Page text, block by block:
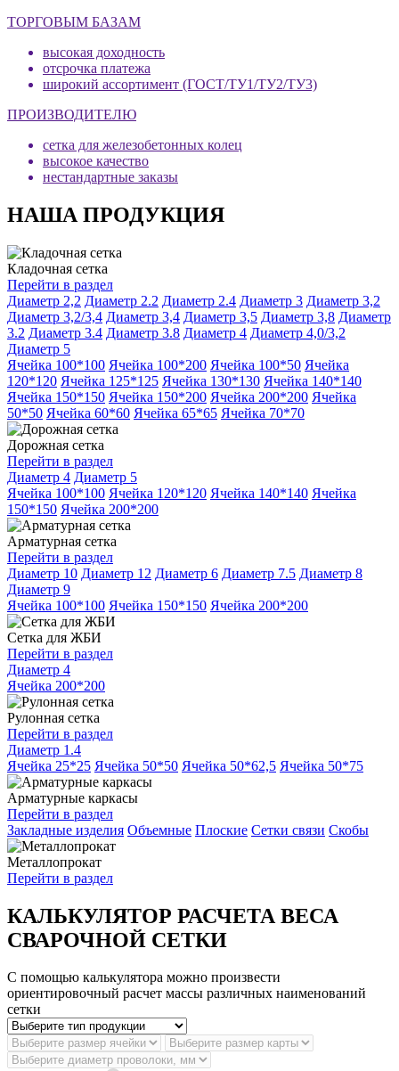
ТОРГОВЫМ БАЗАМ
высокая доходность
отсрочка платежа
широкий ассортимент (ГОСТ/ТУ1/ТУ2/ТУ3)
ПРОИЗВОДИТЕЛЮ
сетка для железобетонных колец
высокое качество
нестандартные заказы
НАША ПРОДУКЦИЯ
Кладочная сетка
Перейти в раздел
Диаметр 2,2 Диаметр 2.2 Диаметр 2.4 Диаметр 3 Диаметр 3,2
Диаметр 3,2/3,4 Диаметр 3,4 Диаметр 3,5 Диаметр 3,8 Диаметр
3.2 Диаметр 3.4 Диаметр 3.8 Диаметр 4 Диаметр 4,0/3,2
Диаметр 5
Ячейка 100*100 Ячейка 100*200 Ячейка 100*50 Ячейка
120*120 Ячейка 125*125 Ячейка 130*130 Ячейка 140*140
Ячейка 150*150 Ячейка 150*200 Ячейка 200*200 Ячейка
50*50 Ячейка 60*60 Ячейка 65*65 Ячейка 70*70
Дорожная сетка
Перейти в раздел
Диаметр 4 Диаметр 5
Ячейка 100*100 Ячейка 120*120 Ячейка 140*140 Ячейка
150*150 Ячейка 200*200
Арматурная сетка
Перейти в раздел
Диаметр 10 Диаметр 12 Диаметр 6 Диаметр 7.5 Диаметр 8
Диаметр 9
Ячейка 100*100 Ячейка 150*150 Ячейка 200*200
Сетка для ЖБИ
Перейти в раздел
Диаметр 4
Ячейка 200*200
Рулонная сетка
Перейти в раздел
Диаметр 1.4
Ячейка 25*25 Ячейка 50*50 Ячейка 50*62,5 Ячейка 50*75
Арматурные каркасы
Перейти в раздел
Закладные изделия Объемные Плоские Сетки связи Скобы
Металлопрокат
Перейти в раздел
КАЛЬКУЛЯТОР РАСЧЕТА ВЕСА
СВАРОЧНОЙ СЕТКИ
С помощью калькулятора можно произвести
ориентировочный расчет массы различных наименований
сетки